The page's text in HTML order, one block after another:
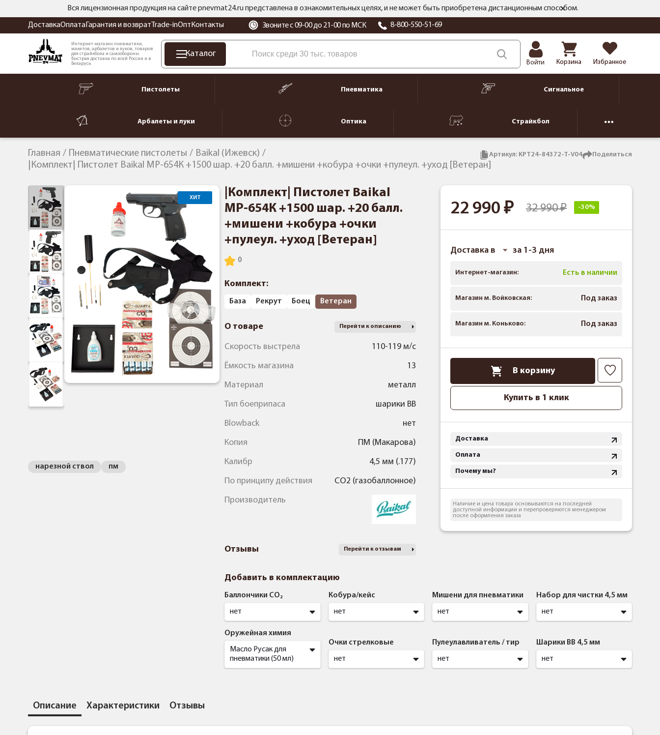
Вся лицензионная продукция на сайте pnevmat24.ru представлена в ознакомительных целях, и не может быть приобретена дистанционным способом.
ДоставкаОплата Гарантия и возврат Trade-inОпт Контакты Звоните с 09-00 до 21-00 по МСК 8-800-550-51-69
Интернет-магазин пневматики,
макетов, арбалетов и луков, товаров
для страйкбола и самообороны.
Быстрая доставка по всей России и в
Беларусь.
Каталог
Войти Корзина Избранное
Пистолеты Пневматика Сигнальное
Арбалеты и луки Оптика Страйкбол
Главная Пневматические пистолеты
Baikal (Ижевск)
|Комплект| Пистолет Baikal МР-654К +1500 шар. +20 балл. +мишени +кобура +очки +пулеул. +уход [Ветеран]
Артикул: KPT24-84372-T-V04 Поделиться
ХИТ
нарезной ствол пм
|Комплект| Пистолет Baikal
МР-654К +1500 шар. +20 балл.
+мишени +кобура +очки
+пулеул. +уход [Ветеран]
Комплект:
База Рекрут Боец Ветеран
О товаре Перейти к описанию
Скорость выстрела 110-119 м/с
Ёмкость магазина 13
Материал металл
Тип боеприпаса шарики BB
Blowback нет
Копия ПМ (Макарова)
Калибр 4,5 мм (.177)
По принципу действия CO2 (газобаллонное)
Производитель
Отзывы Перейти к отзывам
22 990 32 990 -30%
Доставка в за 1-3 дня
Интернет-магазин: Есть в наличии
Магазин м. Войковская: Под заказ
Магазин м. Коньково: Под заказ
В корзину
Купить в 1 клик
Доставка
Оплата
Почему мы?
Наличие и цена товара основываются на последней
доступной информации и перепроверяются менеджером
после оформления заказа
Добавить в комплектацию
Баллончики CO₂
нет
Кобура/кейс
нет
Мишени для пневматики
нет
Набор для чистки 4,5 мм
нет
Оружейная химия
Масло Русак для
пневматики (50 мл)
Очки стрелковые
нет
Пулеулавливатель / тир
нет
Шарики BB 4,5 мм
нет
Описание Характеристики Отзывы